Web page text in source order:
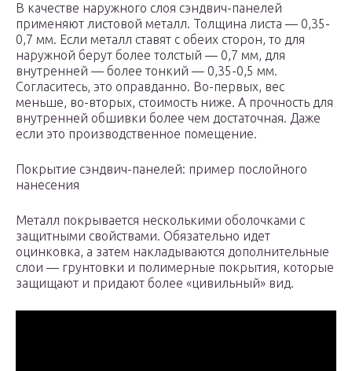
В качестве наружного слоя сэндвич-панелей
применяют листовой металл. Толщина листа — 0,35-
0,7 мм. Если металл ставят с обеих сторон, то для
наружной берут более толстый — 0,7 мм, для
внутренней — более тонкий — 0,35-0,5 мм.
Согласитесь, это оправданно. Во-первых, вес
меньше, во-вторых, стоимость ниже. А прочность для
внутренней обшивки более чем достаточная. Даже
если это производственное помещение.
Покрытие сэндвич-панелей: пример послойного
нанесения
Металл покрывается несколькими оболочками с
защитными свойствами. Обязательно идет
оцинковка, а затем накладываются дополнительные
слои — грунтовки и полимерные покрытия, которые
защищают и придают более «цивильный» вид.